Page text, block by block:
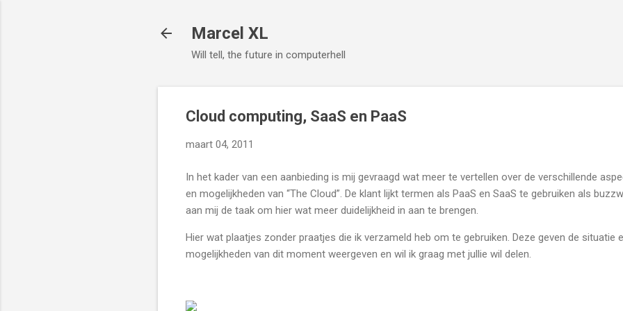
Marcel XL
Will tell, the future in computerhell
Cloud computing, SaaS en PaaS
maart 04, 2011
In het kader van een aanbieding is mij gevraagd wat meer te vertellen over de verschillende
en mogelijkheden van “The Cloud”. De klant lijkt termen als PaaS en SaaS te gebruiken als
aan mij de taak om hier wat meer duidelijkheid in aan te brengen.
Hier wat plaatjes zonder praatjes die ik verzameld heb om te gebruiken. Deze geven de situatie
mogelijkheden van dit moment weergeven en wil ik graag met jullie wil delen.